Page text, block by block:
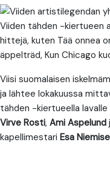
Viiden tähden -kiertueen
hittejä, kuten Tää onnea
äppelträd, Kun Chicago
Viisi suomalaisen
ja lähtee lokakuussa
tähden -kiertueella
Virve Rosti, Ami Aspelund
kapellimestari Esa